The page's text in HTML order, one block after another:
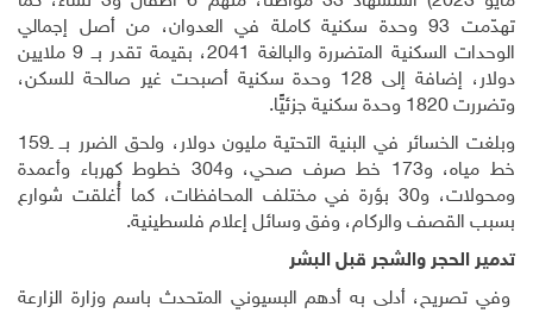
تهدّمت 93 وحدة سكنية كاملة في العدوان، من أصل إجمالي
الوحدات السكنية المتضررة والبالغة 2041، بقيمة تقدر بــ 9 ملايين
دولار، إضافة إلى 128 وحدة سكنية أصبحت غير صالحة للسكن،
وبلغت الخسائر في البنية التحتية مليون دولار، ولحق الضرر بــ ـ159
خط مياه، و173 خط صرف صحي، و304 خطوط كهرباء وأعمدة
ومحولات، و30 بؤرة في مختلف المحافظات، كما أُغلقت شوارع
والركام، وفق وسائل إعلام فلسطينية.
والشجر قبل البشر
أدلى به أدهم البسيوني المتحدث باسم وزارة الزارعة